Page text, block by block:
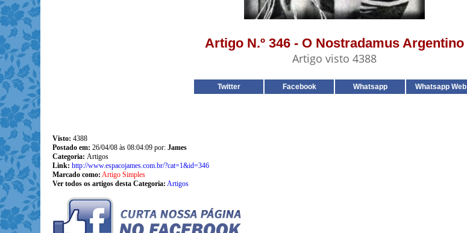
Artigo N.º 346 - O Nostradamus Argentino
Artigo visto 4388
Twitter Facebook Whatsapp Whatsapp Web
Visto: 4388
Postado em: 26/04/08 às 08:04:09 por: James
Categoria: Artigos
Link: http://www.espacojames.com.br/?cat=1&id=346
Marcado como: Artigo Simples
Ver todos os artigos desta Categoria: Artigos